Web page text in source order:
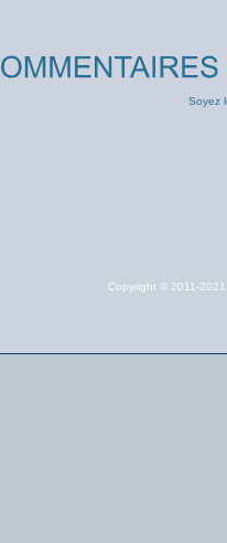
Soyez
Copyright © 2011-